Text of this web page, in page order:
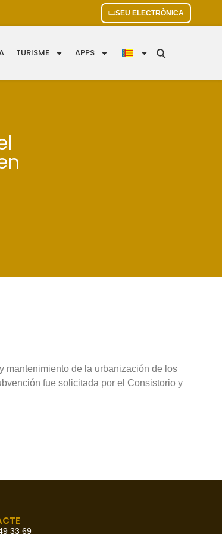
SEU ELECTRÒNICA
TURISME APPS
mantenimiento de la urbanización de los
fue solicitada por el Consistorio y
33 69